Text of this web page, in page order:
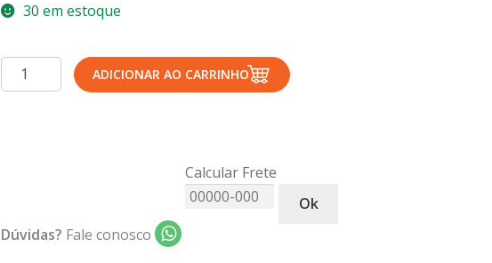
30 em estoque
Caneca
Chá
ADICIONAR AO CARRINHO
Dúvidas? Fale conosco
Calcular Frete
Ok